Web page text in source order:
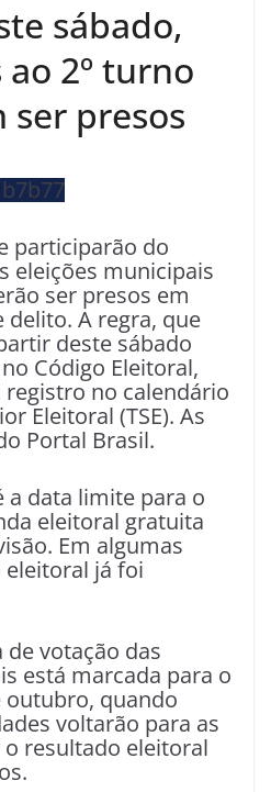
sábado,
2º turno
ser presos
participarão do
eleições municipais
ser presos em
delito. A regra, que
deste sábado
Código Eleitoral,
no calendário
Eleitoral (TSE). As
Portal Brasil.
a data limite para o
eleitoral gratuita
Em algumas
já foi
votação das
está marcada para o
outubro, quando
voltarão para as
resultado eleitoral